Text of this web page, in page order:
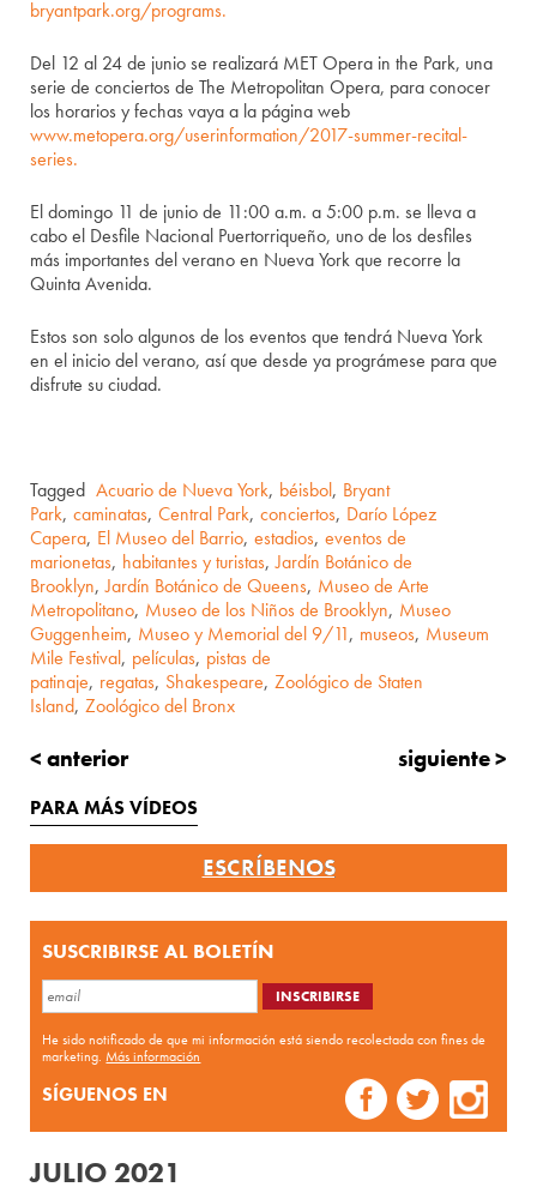
bryantpark.org/programs.
Del 12 al 24 de junio se realizará MET Opera in the Park, una
serie de conciertos de The Metropolitan Opera, para conocer
los horarios y fechas vaya a la página web
www.metopera.org/userinformation/2017-summer-recital-
series.
El domingo 11 de junio de 11:00 a.m. a 5:00 p.m. se lleva a
cabo el Desfile Nacional Puertorriqueño, uno de los desfiles
más importantes del verano en Nueva York que recorre la
Quinta Avenida.
Estos son solo algunos de los eventos que tendrá Nueva York
en el inicio del verano, así que desde ya prográmese para que
disfrute su ciudad.
Tagged Acuario de Nueva York, béisbol, Bryant
Park, caminatas, Central Park, conciertos, Darío López
Capera, El Museo del Barrio, estadios, eventos de
marionetas, habitantes y turistas, Jardín Botánico de
Brooklyn, Jardín Botánico de Queens, Museo de Arte
Metropolitano, Museo de los Niños de Brooklyn, Museo
Guggenheim, Museo y Memorial del 9/11, museos, Museum
Mile Festival, películas, pistas de
patinaje, regatas, Shakespeare, Zoológico de Staten
Island, Zoológico del Bronx
< anterior siguiente >
PARA MÁS VÍDEOS
ESCRÍBENOS
SUSCRIBIRSE AL BOLETÍN
He sido notificado de que mi información está siendo recolectada con fines de
marketing.Más información
SÍGUENOS EN
JULIO 2021